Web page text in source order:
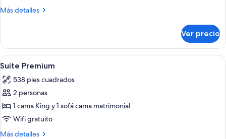
a
Más detalles
Más
Premier,
vista
a
ciudad
Ver precio
Abrir
todas
las
fotos
de
Suite
Premium
Un cuarto de hotel con una cama
11
Suite Premium
538 pies cuadrados
2 personas
1 cama King y 1 sofá cama matrimonial
Wifi gratuito
Más detalles
Más